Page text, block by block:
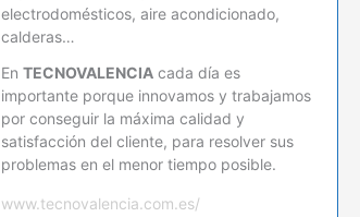
electrodomésticos, aire acondicionado,
calderas…
En TECNOVALENCIAcada día es
importante porque innovamos y trabajamos
por conseguir la máxima calidad y
satisfacción del cliente, para resolver sus
problemas en el menor tiempo posible.
www.tecnovalencia.com.es/